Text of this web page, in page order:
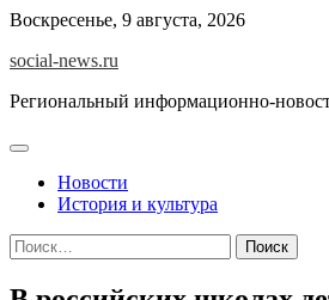
Skip
content
Воскресенье, 9 августа, 2026
social-news.ru
Региональный информационно-
Новости
История и культура
Найти: